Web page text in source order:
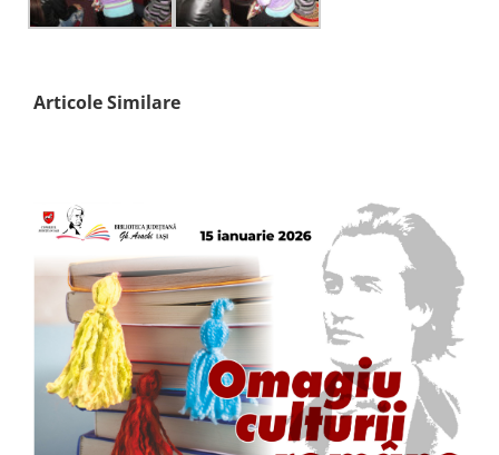
Articole Similare